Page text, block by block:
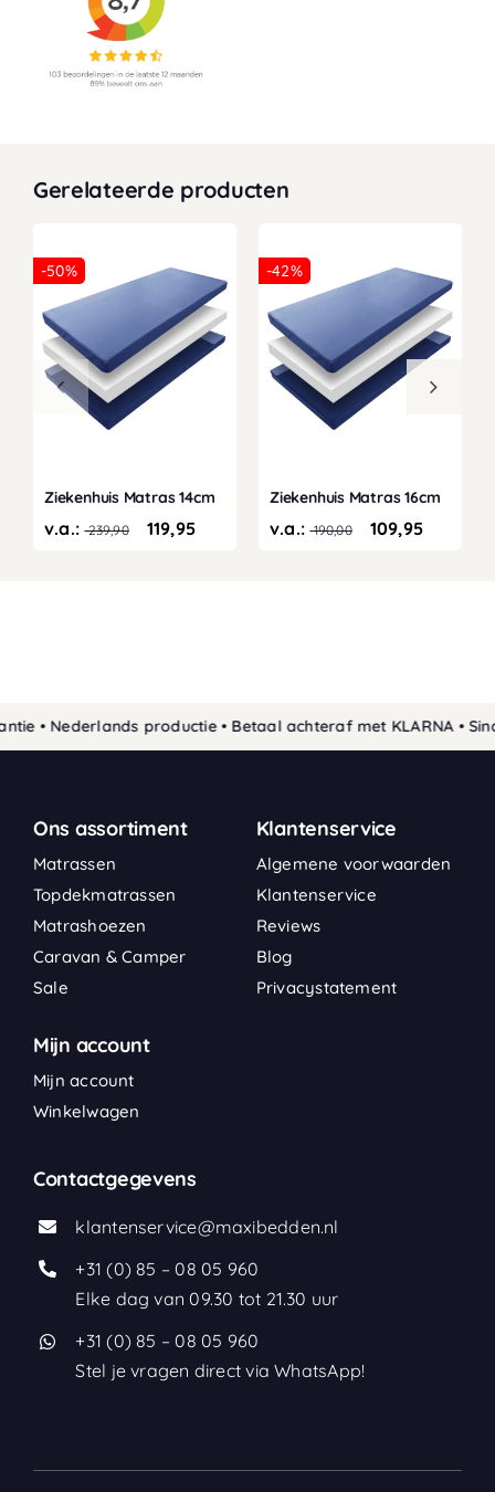
Gerelateerde producten
-50%
Ziekenhuis Matras 14cm
v.a.:239,90 119,95
-42%
Ziekenhuis Matras 16cm
v.a.:190,00 109,95
Nederlands productie • Betaal achteraf met KLARNA •
Ons assortiment
Matrassen
Topdekmatrassen
Matrashoezen
Caravan & Camper
Sale
Klantenservice
Algemene voorwaarden
Klantenservice
Reviews
Blog
Privacystatement
Mijn account
Mijn account
Winkelwagen
Contactgegevens
klantenservice@maxibedden.nl
+31 (0) 85 – 08 05 960
Elke dag van 09.30 tot 21.30 uur
+31 (0) 85 – 08 05 960
Stel je vragen direct via WhatsApp!